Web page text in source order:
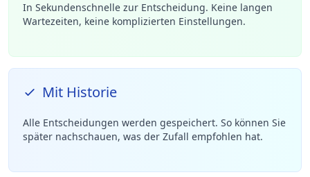
In Sekundenschnelle zur Entscheidung. Keine langen
Wartezeiten, keine komplizierten Einstellungen.
Mit Historie
Alle Entscheidungen werden gespeichert. So können Sie
später nachschauen, was der Zufall empfohlen hat.